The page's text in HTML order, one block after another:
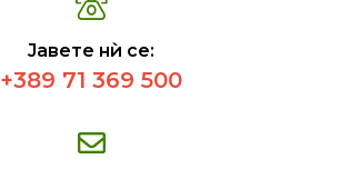
Јавете нѝ се:
+389 71 369 500